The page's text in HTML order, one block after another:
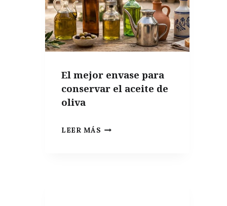
El mejor envase para
conservar el aceite de
oliva
LEER MÁS EL